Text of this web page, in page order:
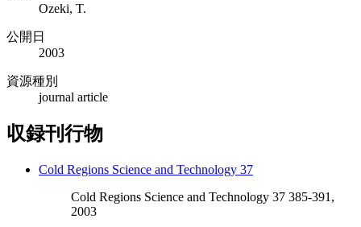
Ozeki, T.
公開日
2003
資源種別
journal article
収録刊行物
Cold Regions Science and Technology 37
Cold Regions Science and Technology 37 385-391,
2003